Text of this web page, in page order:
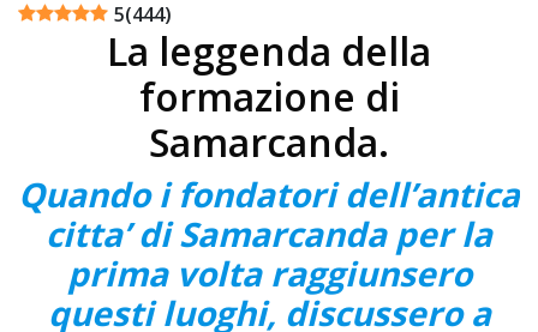
5(444)
La leggenda della
formazione di
Samarcanda.
Quando i fondatori dell’antica
citta’ di Samarcanda per la
prima volta raggiunsero
questi luoghi, discussero a